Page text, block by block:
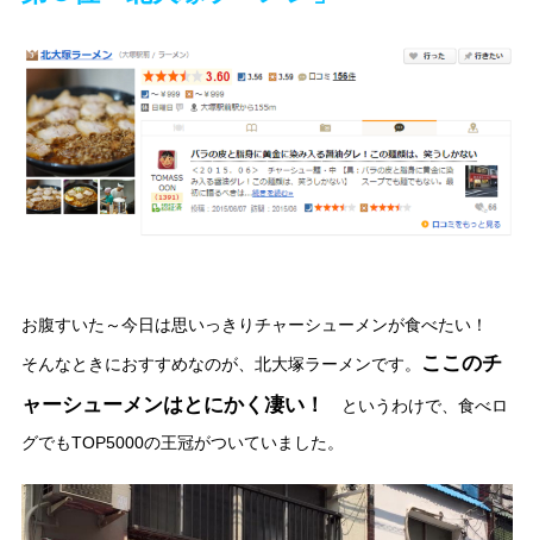
お腹すいた～今日は思いっきりチャーシューメンが食べたい！
そんなときにおすすめなのが、北大塚ラーメンです。
ここのチ
ャーシューメンはとにかく凄い！
というわけで、食べロ
グでもTOP5000の王冠がついていました。